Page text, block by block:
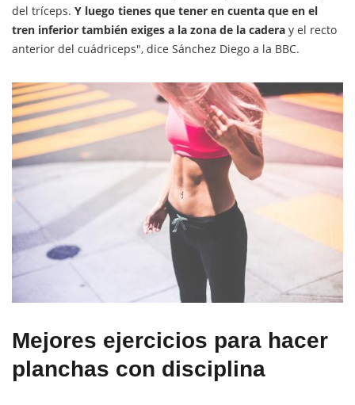
del tríceps. Y luego tienes que tener en cuenta que en el
tren inferior también exiges a la zona de la cadera y el recto
anterior del cuádriceps", dice Sánchez Diego a la BBC.
Mejores ejercicios para hacer
planchas con disciplina